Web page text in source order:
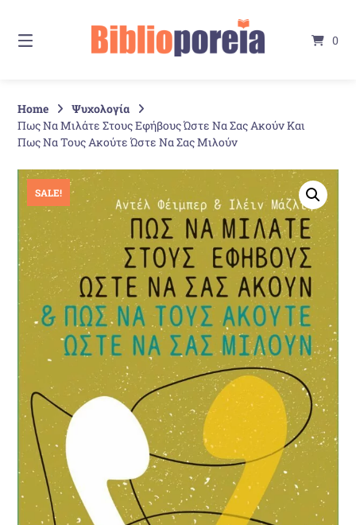
Inhalt
0
Home
Ψυχολογία
Πως Να Μιλάτε Στους Εφήβους Ώστε Να Σας Ακούν Και
Πως Να Τους Ακούτε Ώστε Να Σας Μιλούν
SALE!